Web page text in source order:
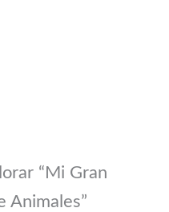
“Mi Gran
Animales”